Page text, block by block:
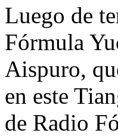
Luego de
Fórmula
Aispuro,
en este
de Radio